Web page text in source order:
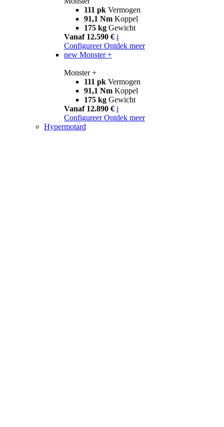
111 pk Vermogen
91,1 Nm Koppel
175 kg Gewicht
Vanaf 12.590 € i
Configureer Ontdek meer
new Monster +
Monster +
111 pk Vermogen
91,1 Nm Koppel
175 kg Gewicht
Vanaf 12.890 € i
Configureer Ontdek meer
Hypermotard